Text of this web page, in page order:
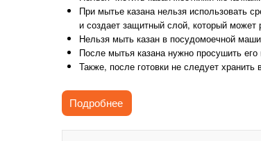
При мытье казана нельзя использовать
и создает защитный слой, который может
Нельзя мыть казан в посудомоечной
После мытья казана нужно просушить
Также, после готовки не следует
Как правильно прокалить (обжечь) казан?
Подробнее